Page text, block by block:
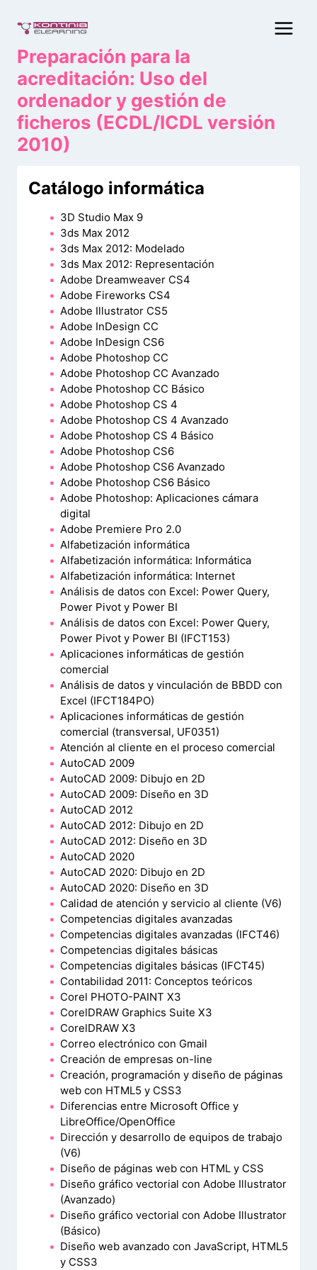
contenido
Preparación para la
acreditación: Uso del
ordenador y gestión de
ficheros (ECDL/ICDL versión
2010)
Catálogo informática
3D Studio Max 9
3ds Max 2012
3ds Max 2012: Modelado
3ds Max 2012: Representación
Adobe Dreamweaver CS4
Adobe Fireworks CS4
Adobe Illustrator CS5
Adobe InDesign CC
Adobe InDesign CS6
Adobe Photoshop CC
Adobe Photoshop CC Avanzado
Adobe Photoshop CC Básico
Adobe Photoshop CS 4
Adobe Photoshop CS 4 Avanzado
Adobe Photoshop CS 4 Básico
Adobe Photoshop CS6
Adobe Photoshop CS6 Avanzado
Adobe Photoshop CS6 Básico
Adobe Photoshop: Aplicaciones cámara
digital
Adobe Premiere Pro 2.0
Alfabetización informática
Alfabetización informática: Informática
Alfabetización informática: Internet
Análisis de datos con Excel: Power Query,
Power Pivot y Power BI
Análisis de datos con Excel: Power Query,
Power Pivot y Power BI (IFCT153)
Aplicaciones informáticas de gestión
comercial
Análisis de datos y vinculación de BBDD con
Excel (IFCT184PO)
Aplicaciones informáticas de gestión
comercial (transversal, UF0351)
Atención al cliente en el proceso comercial
AutoCAD 2009
AutoCAD 2009: Dibujo en 2D
AutoCAD 2009: Diseño en 3D
AutoCAD 2012
AutoCAD 2012: Dibujo en 2D
AutoCAD 2012: Diseño en 3D
AutoCAD 2020
AutoCAD 2020: Dibujo en 2D
AutoCAD 2020: Diseño en 3D
Calidad de atención y servicio al cliente (V6)
Competencias digitales avanzadas
Competencias digitales avanzadas (IFCT46)
Competencias digitales básicas
Competencias digitales básicas (IFCT45)
Contabilidad 2011: Conceptos teóricos
Corel PHOTO-PAINT X3
CorelDRAW Graphics Suite X3
CorelDRAW X3
Correo electrónico con Gmail
Creación de empresas on-line
Creación, programación y diseño de páginas
web con HTML5 y CSS3
Diferencias entre Microsoft Office y
LibreOffice/OpenOffice
Dirección y desarrollo de equipos de trabajo
(V6)
Diseño de páginas web con HTML y CSS
Diseño gráfico vectorial con Adobe Illustrator
(Avanzado)
Diseño gráfico vectorial con Adobe Illustrator
(Básico)
Diseño web avanzado con JavaScript, HTML5
y CSS3